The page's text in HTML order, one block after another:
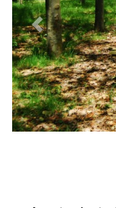
Anterior